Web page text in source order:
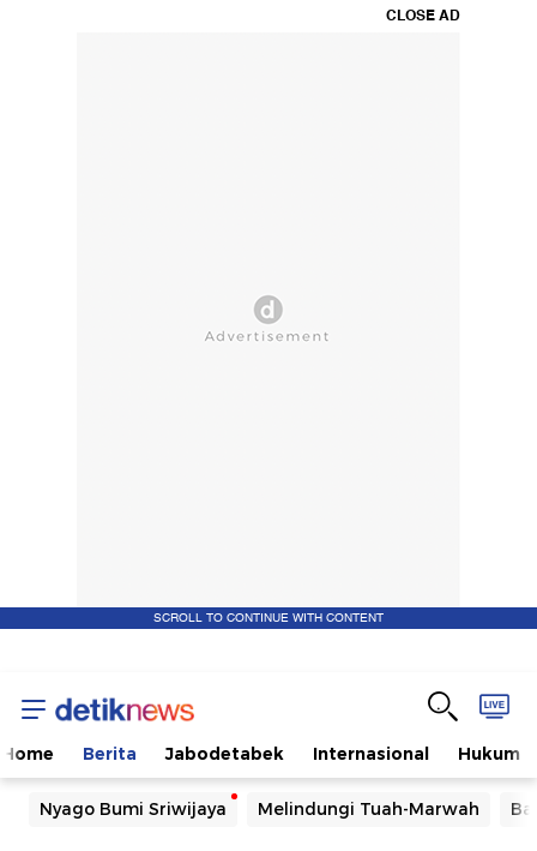
CLOSE AD
SCROLL TO CONTINUE WITH CONTENT
Home Berita Jabodetabek Internasional Hukum
Nyago Bumi Sriwijaya Melindungi Tuah-Marwah